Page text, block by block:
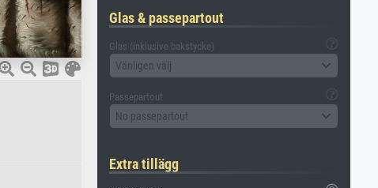
Glas & passepartout
Glas (inklusive bakstycke)
Vänligen välj
Passepartout
No passepartout
Extra tillägg